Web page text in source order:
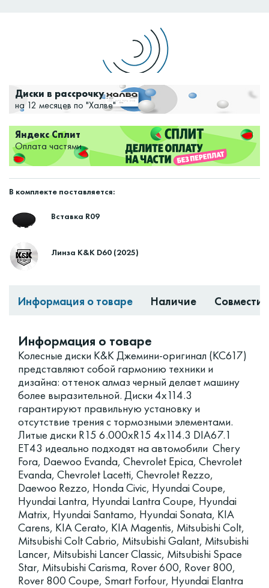
Диски в рассрочку
на 12 месяцев по "Халве"
Яндекс Сплит
Оплата частями
В комплекте поставляется:
Вставка R09
Линза K&K D60 (2025)
Информация о товаре Наличие
Информация о товаре
Колесные диски K&K Джемини-оригинал (КС617)
представляют собой гармонию техники и
дизайна: оттенок алмаз черный делает машину
более выразительной. Диски 4x114.3
гарантируют правильную установку и
отсутствие трения с тормозными элементами.
Литые диски R15 6.000xR15 4x114.3 DIA67.1
ET43 идеально подходят на автомобили Chery
Fora, Daewoo Evanda, Chevrolet Epica, Chevrolet
Evanda, Chevrolet Lacetti, Chevrolet Rezzo,
Daewoo Rezzo, Honda Civic, Hyundai Coupe,
Hyundai Lantra, Hyundai Lantra Coupe, Hyundai
Matrix, Hyundai Santamo, Hyundai Sonata, KIA
Carens, KIA Cerato, KIA Magentis, Mitsubishi Colt,
Mitsubishi Colt Cabrio, Mitsubishi Galant, Mitsubishi
Lancer, Mitsubishi Lancer Classic, Mitsubishi Space
Star, Mitsubishi Carisma, Rover 600, Rover 800,
Rover 800 Coupe, Smart Forfour, Hyundai Elantra